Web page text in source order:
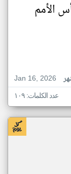
الأمم
Jan 16, 2026
عدد الكلمات: ١٠٩